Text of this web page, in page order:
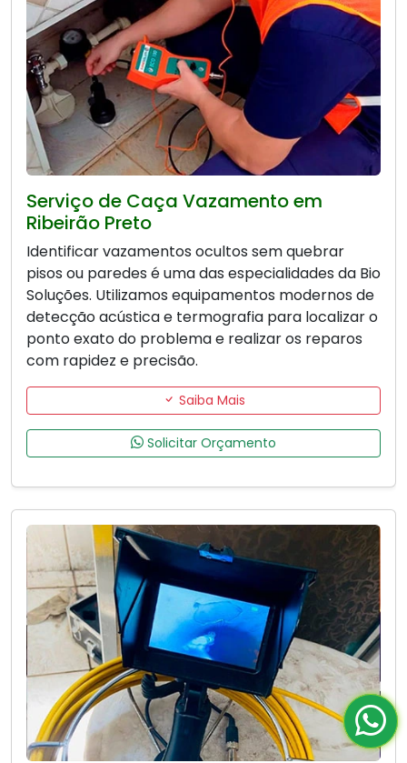
Serviço de Caça Vazamento em
Ribeirão Preto
Identificar vazamentos ocultos sem quebrar
pisos ou paredes é uma das especialidades da Bio
Soluções. Utilizamos equipamentos modernos de
detecção acústica e termografia para localizar o
ponto exato do problema e realizar os reparos
com rapidez e precisão.
Saiba Mais
Solicitar Orçamento